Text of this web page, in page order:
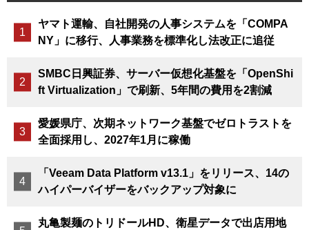
ヤマト運輸、自社開発の人事システムを「COMPA
NY」に移行、人事業務を標準化し法改正に追従
SMBC日興証券、サーバー仮想化基盤を「OpenShi
ft Virtualization」で刷新、5年間の費用を2割減
愛媛県庁、次期ネットワーク基盤でゼロトラストを
全面採用し、2027年1月に稼働
「Veeam Data Platform v13.1」をリリース、14の
ハイパーバイザーをバックアップ対象に
丸亀製麺のトリドールHD、衛星データで出店用地